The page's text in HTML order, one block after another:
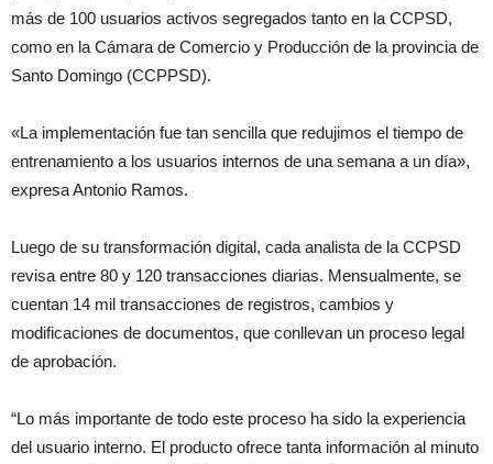
más de 100 usuarios activos segregados tanto en la CCPSD,
como en la Cámara de Comercio y Producción de la provincia de
Santo Domingo (CCPPSD).
«La implementación fue tan sencilla que redujimos el tiempo de
entrenamiento a los usuarios internos de una semana a un día»,
expresa Antonio Ramos.
Luego de su transformación digital, cada analista de la CCPSD
revisa entre 80 y 120 transacciones diarias. Mensualmente, se
cuentan 14 mil transacciones de registros, cambios y
modificaciones de documentos, que conllevan un proceso legal
de aprobación.
“Lo más importante de todo este proceso ha sido la experiencia
del usuario interno. El producto ofrece tanta información al minuto